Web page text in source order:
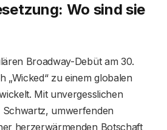
Wo sind sie
Broadway-Debüt am 30.
„Wicked“ zu einem globalen
Mit unvergesslichen
umwerfenden
herzerwärmenden Botschaft